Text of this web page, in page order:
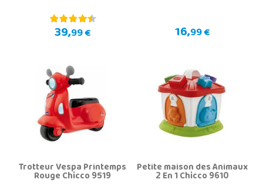
39,99 € 16,99 €
Trotteur Vespa Printemps
Rouge Chicco 9519 Petite maison des Animaux
2 En 1 Chicco 9610